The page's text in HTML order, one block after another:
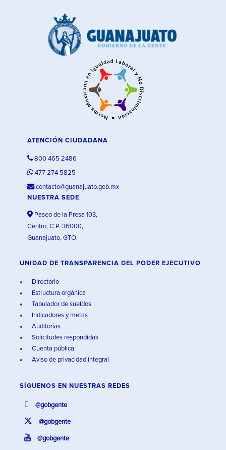
ATENCIÓN CIUDADANA
800 465 2486
477 274 5825
contacto@guanajuato.gob.mx
NUESTRA SEDE
Paseo de la Presa 103,
Centro, C.P. 36000,
Guanajuato, GTO.
UNIDAD DE TRANSPARENCIA DEL PODER EJECUTIVO
Directorio
Estructura orgánica
Tabulador de sueldos
Indicadores y metas
Auditorías
Solicitudes respondidas
Cuenta pública
Aviso de privacidad integral
SÍGUENOS EN NUESTRAS REDES
@gobgente
@gobgente
@gobgente